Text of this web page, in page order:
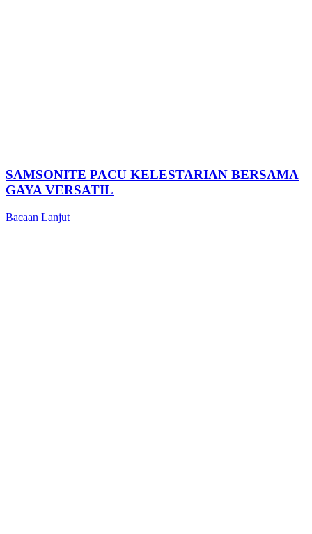
SAMSONITE PACU KELESTARIAN BERSAMA
GAYA VERSATIL
Bacaan Lanjut